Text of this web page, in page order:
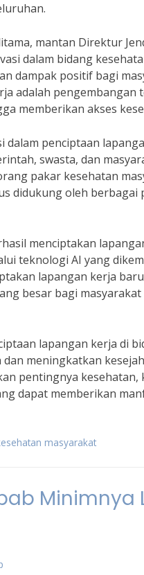
mantan Direktur
dalam bidang
dampak positif bagi
adalah
memberikan akses
penciptaan
swasta, dan
pakar kesehatan
didukung oleh
menciptakan
teknologi AI yang
lapangan kerja
besar bagi
lapangan kerja di
meningkatkan
pentingnya
dapat memberikan
masyarakat
Minimnya